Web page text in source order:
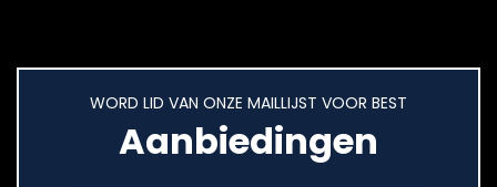
WORD LID VAN ONZE MAILLIJST VOOR BEST
Aanbiedingen